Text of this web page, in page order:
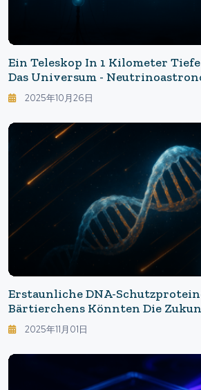
Ein Teleskop In 1 Kilometer
Das Universum -
Fenster Öffnet Sich Mit KM3NeT
2025年10月26日
Erstaunliche DNA-
Bärtierchens Könnten Die
Menschheit Im Weltraum
Dem Sich MRNA Und
2025年11月01日